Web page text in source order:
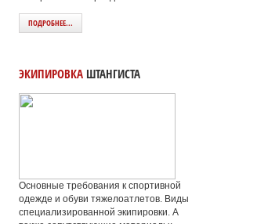
ПОДРОБНЕЕ...
ЭКИПИРОВКА ШТАНГИСТА
Основные требования к спортивной
одежде и обуви тяжелоатлетов. Виды
специализированной экипировки. А